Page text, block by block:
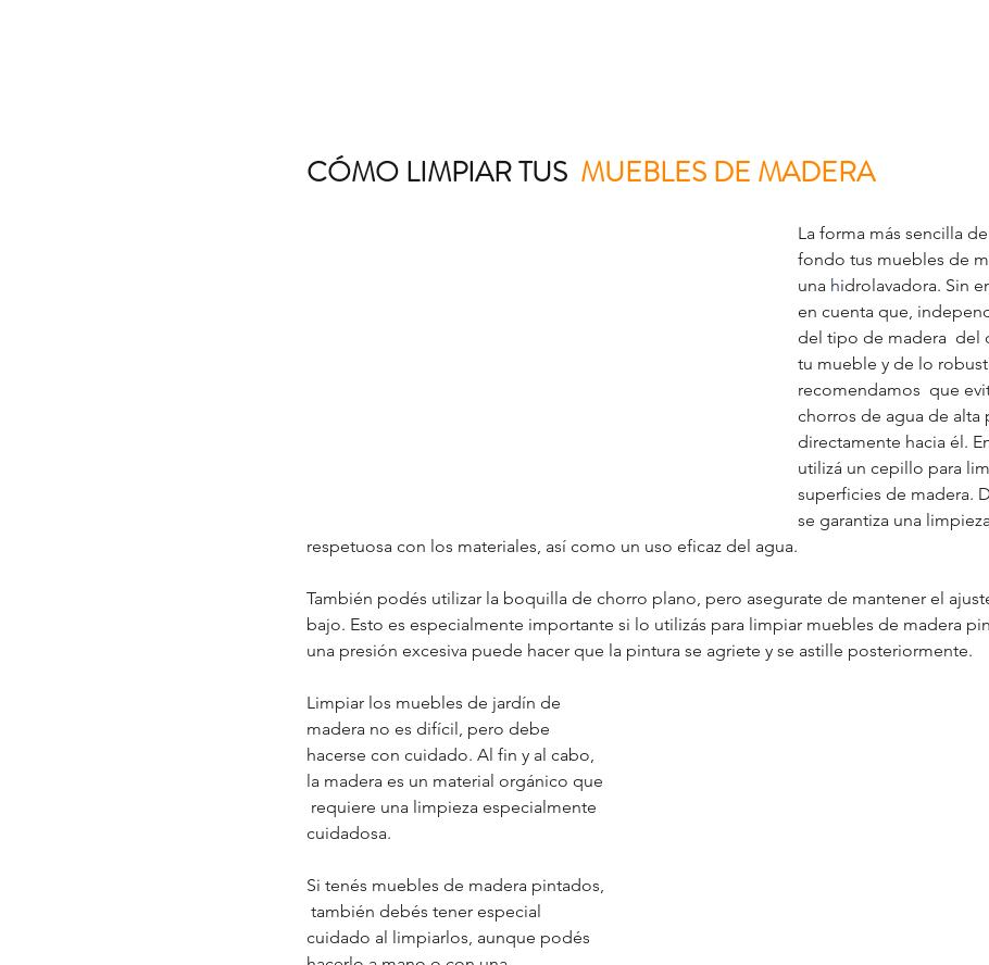
CÓMO LIMPIAR TUS MUEBLES DE MADERA
La forma más sencilla
fondo tus muebles de
una hidrolavadora. Sin
en cuenta que,
del tipo de madera  del
tu mueble y de lo
recomendamos  que
chorros de agua de alta
directamente hacia él.
utilizá un cepillo para
superficies de madera.
se garantiza una
respetuosa con los materiales, así como un uso eficaz del agua.
También podés utilizar la boquilla de chorro plano, pero asegurate de mantener el
bajo. Esto es especialmente importante si lo utilizás para limpiar muebles de madera
una presión excesiva puede hacer que la pintura se agriete y se astille posteriormente.
Limpiar los muebles de jardín de
madera no es difícil, pero debe
hacerse con cuidado. Al fin y al cabo,
la madera es un material orgánico que
requiere una limpieza especialmente
cuidadosa.
Si tenés muebles de madera pintados,
también debés tener especial
cuidado al limpiarlos, aunque podés